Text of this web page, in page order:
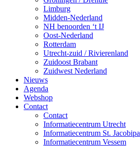
Limburg
Midden-Nederland
NH benoorden ‘t IJ
Oost-Nederland
Rotterdam
Utrecht-zuid / Rivierenland
Zuidoost Brabant
Zuidwest Nederland
Nieuws
Agenda
Webshop
Contact
Contact
Informatiecentrum Utrecht
Informatiecentrum St.
Informatiecentrum Vessem